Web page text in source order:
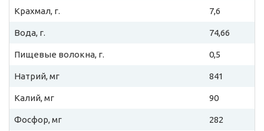
Крахмал, г. 7,6
Вода, г. 74,66
Пищевые волокна, г. 0,5
Натрий, мг 841
Калий, мг 90
Фосфор, мг 282